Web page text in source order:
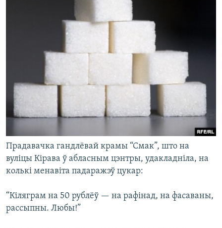
Прадавачка гандлёвай крамы “Смак”, што на
вуліцы Кірава ў абласным цэнтры, удакладніла, на
колькі менавіта падаражэў цукар:
“Кіляграм на 50 рублёў — на рафінад, на фасаваны,
рассыпны. Любы!”